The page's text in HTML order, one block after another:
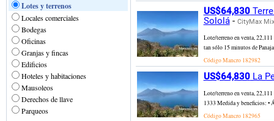
US$64,830
Sololá- CityMax Mix
Lote/terreno en venta,
tan sólo 15 minutos de
Código Mancro 182982
US$64,830La
Lote/terreno en venta,
1333 Medida y beneficios: •
Código Mancro 182965
Lotes y terrenos
Locales comerciales
Bodegas
Oficinas
Granjas y fincas
Edificios
Hoteles y habitaciones
Mausoleos
Derechos de llave
Parqueos